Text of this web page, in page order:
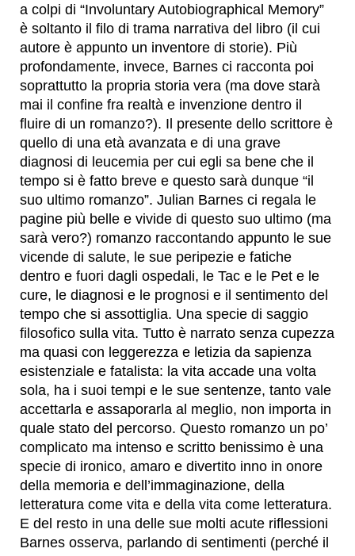
a colpi di “Involuntary Autobiographical Memory”
è soltanto il filo di trama narrativa del libro (il cui
autore è appunto un inventore di storie). Più
profondamente, invece, Barnes ci racconta poi
soprattutto la propria storia vera (ma dove starà
mai il confine fra realtà e invenzione dentro il
fluire di un romanzo?). Il presente dello scrittore è
quello di una età avanzata e di una grave
diagnosi di leucemia per cui egli sa bene che il
tempo si è fatto breve e questo sarà dunque “il
suo ultimo romanzo”. Julian Barnes ci regala le
pagine più belle e vivide di questo suo ultimo (ma
sarà vero?) romanzo raccontando appunto le sue
vicende di salute, le sue peripezie e fatiche
dentro e fuori dagli ospedali, le Tac e le Pet e le
cure, le diagnosi e le prognosi e il sentimento del
tempo che si assottiglia. Una specie di saggio
filosofico sulla vita. Tutto è narrato senza cupezza
ma quasi con leggerezza e letizia da sapienza
esistenziale e fatalista: la vita accade una volta
sola, ha i suoi tempi e le sue sentenze, tanto vale
accettarla e assaporarla al meglio, non importa in
quale stato del percorso. Questo romanzo un po’
complicato ma intenso e scritto benissimo è una
specie di ironico, amaro e divertito inno in onore
della memoria e dell’immaginazione, della
letteratura come vita e della vita come letteratura.
E del resto in una delle sue molti acute riflessioni
Barnes osserva, parlando di sentimenti (perché il